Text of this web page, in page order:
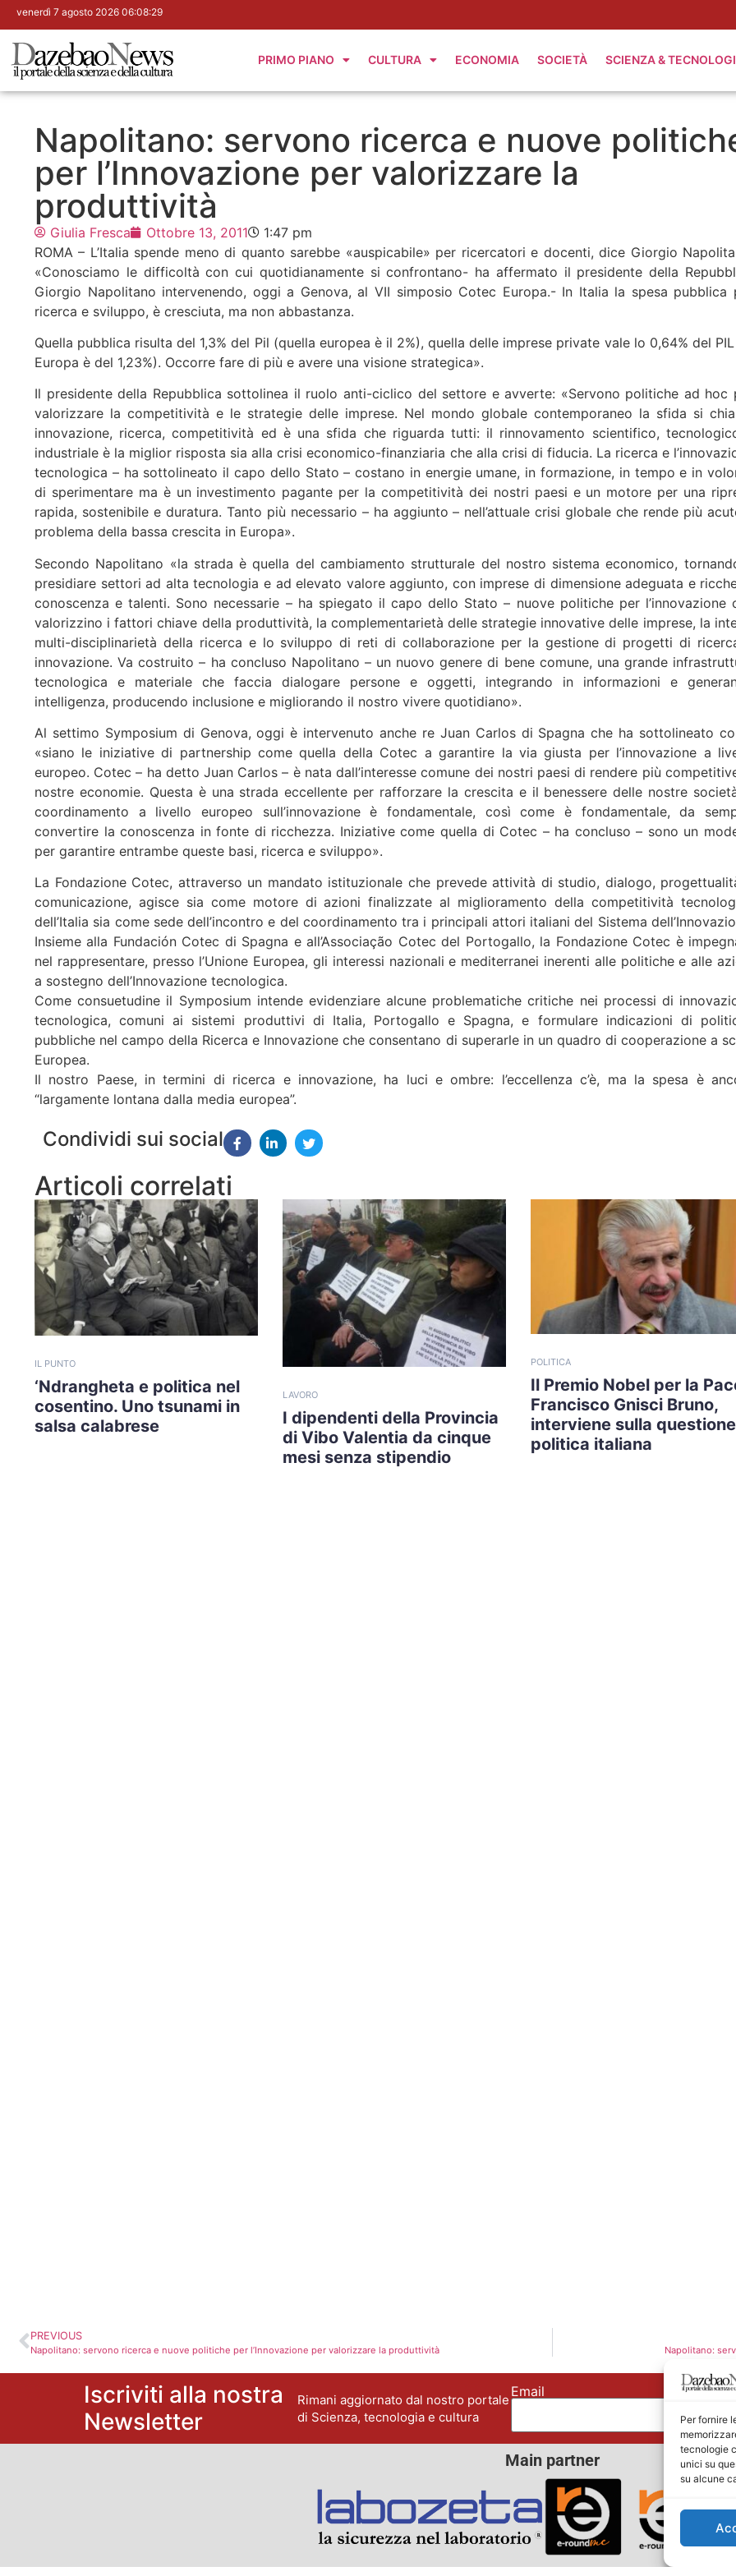
Per fornire
tecnologie
unici su
su alcune
venerdì 7 agosto 2026 06:08:30
PRIMO PIANO CULTURA ECONOMIA SOCIETÀ SCIENZA &
Napolitano: servono ricerca e nuove
per l’Innovazione per valorizzare la
produttività
Giulia Fresca Ottobre 13, 2011
1:47 pm
ROMA – L’Italia spende meno di quanto sarebbe «auspicabile» per ricercatori e docenti, dice Giorgio
«Conosciamo le difficoltà con cui quotidianamente si confrontano- ha affermato il presidente della
Giorgio Napolitano intervenendo, oggi a Genova, al VII simposio Cotec Europa.- In Italia la spesa pubblica
ricerca e sviluppo, è cresciuta, ma non abbastanza.
Quella pubblica risulta del 1,3% del Pil (quella europea è il 2%), quella delle imprese private vale lo 0,64% del
Europa è del 1,23%). Occorre fare di più e avere una visione strategica».
Il presidente della Repubblica sottolinea il ruolo anti-ciclico del settore e avverte: «Servono politiche ad hoc
valorizzare la competitività e le strategie delle imprese. Nel mondo globale contemporaneo la sfida si
innovazione, ricerca, competitività ed è una sfida che riguarda tutti: il rinnovamento scientifico,
industriale è la miglior risposta sia alla crisi economico-finanziaria che alla crisi di fiducia. La ricerca e
tecnologica – ha sottolineato il capo dello Stato – costano in energie umane, in formazione, in tempo e in
di sperimentare ma è un investimento pagante per la competitività dei nostri paesi e un motore per una
rapida, sostenibile e duratura. Tanto più necessario – ha aggiunto – nell’attuale crisi globale che rende più
problema della bassa crescita in Europa».
Secondo Napolitano «la strada è quella del cambiamento strutturale del nostro sistema economico,
presidiare settori ad alta tecnologia e ad elevato valore aggiunto, con imprese di dimensione adeguata e
conoscenza e talenti. Sono necessarie – ha spiegato il capo dello Stato – nuove politiche per l’innovazione
valorizzino i fattori chiave della produttività, la complementarietà delle strategie innovative delle imprese, la
multi-disciplinarietà della ricerca e lo sviluppo di reti di collaborazione per la gestione di progetti di
innovazione. Va costruito – ha concluso Napolitano – un nuovo genere di bene comune, una grande
tecnologica e materiale che faccia dialogare persone e oggetti, integrando in informazioni e
intelligenza, producendo inclusione e migliorando il nostro vivere quotidiano».
Al settimo Symposium di Genova, oggi è intervenuto anche re Juan Carlos di Spagna che ha sottolineato
«siano le iniziative di partnership come quella della Cotec a garantire la via giusta per l’innovazione a
europeo. Cotec – ha detto Juan Carlos – è nata dall’interesse comune dei nostri paesi di rendere più
nostre economie. Questa è una strada eccellente per rafforzare la crescita e il benessere delle nostre
coordinamento a livello europeo sull’innovazione è fondamentale, così come è fondamentale, da
convertire la conoscenza in fonte di ricchezza. Iniziative come quella di Cotec – ha concluso – sono un
per garantire entrambe queste basi, ricerca e sviluppo».
La Fondazione Cotec, attraverso un mandato istituzionale che prevede attività di studio, dialogo,
comunicazione, agisce sia come motore di azioni finalizzate al miglioramento della competitività
dell’Italia sia come sede dell’incontro e del coordinamento tra i principali attori italiani del Sistema
Insieme alla Fundación Cotec di Spagna e all’Associação Cotec del Portogallo, la Fondazione Cotec è
nel rappresentare, presso l’Unione Europea, gli interessi nazionali e mediterranei inerenti alle politiche e alle
a sostegno dell’Innovazione tecnologica.
Come consuetudine il Symposium intende evidenziare alcune problematiche critiche nei processi di
tecnologica, comuni ai sistemi produttivi di Italia, Portogallo e Spagna, e formulare indicazioni di
pubbliche nel campo della Ricerca e Innovazione che consentano di superarle in un quadro di cooperazione a
Europea.
Il nostro Paese, in termini di ricerca e innovazione, ha luci e ombre: l’eccellenza c’è, ma la spesa è
“largamente lontana dalla media europea”.
Condividi sui social
Articoli correlati
IL PUNTO
‘Ndrangheta e politica nel
cosentino. Uno tsunami in
salsa calabrese
LAVORO
I dipendenti della Provincia
di Vibo Valentia da cinque
mesi senza stipendio
POLITICA
Il Premio Nobel per la
Francisco Gnisci Bruno,
interviene sulla questione
politica italiana
PREVIOUS
Napolitano: servono ricerca e nuove politiche per l’Innovazione per valorizzare la produttività Napolitano:
Iscriviti alla nostra
Newsletter
Rimani aggiornato dal nostro portale
di Scienza, tecnologia e cultura
Email
Main partner